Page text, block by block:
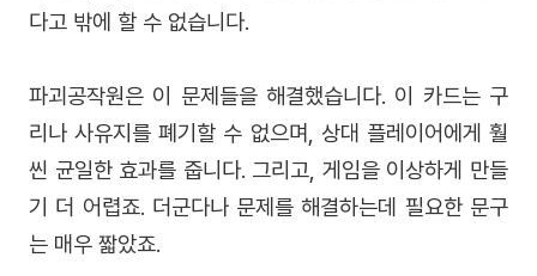
다고 밖에 할 수 없습니다.
파괴공작원은 이 문제들을 해결했습니다. 이 카드는 구
리나 사유지를 폐기할 수 없으며, 상대 플레이어에게 훨
씬 균일한 효과를 줍니다. 그리고, 게임을 이상하게 만들
기 더 어렵죠. 더군다나 문제를 해결하는데 필요한 문구
는 매우 짧았죠.